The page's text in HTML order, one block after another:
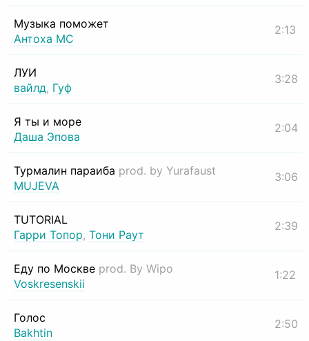
Музыка поможет
Антоха МС
2:13
ЛУИ
вайлд, Гуф
3:28
Я ты и море
Даша Эпова
2:04
Турмалин параиба prod. by Yurafaust
MUJEVA
3:06
TUTORIAL
Гарри Топор, Тони Раут
2:39
Еду по Москве prod. By Wipo
Voskresenskii
1:22
Голос
Bakhtin
2:50